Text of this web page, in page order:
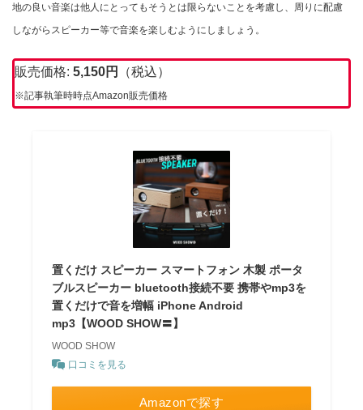
地の良い音楽は他人にとってもそうとは限らないことを考慮し、周りに配慮
しながらスピーカー等で音楽を楽しむようにしましょう。
販売価格: 5,150円 （税込）
※記事執筆時時点Amazon販売価格
置くだけ スピーカー スマートフォン 木製 ポータ
ブルスピーカー bluetooth接続不要 携帯やmp3を
置くだけで音を増幅 iPhone Android
mp3【WOOD SHOW〓】
WOOD SHOW
口コミを見る
Amazonで探す